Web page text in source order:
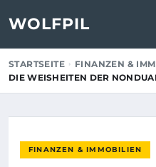
WOLFPIL
STARTSEITE
FINANZEN &
DIE WEISHEITEN DER
FINANZEN & IMMOBILIEN